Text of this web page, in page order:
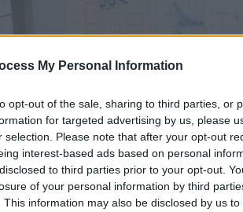
My Personal Information
opt-out of the sale, sharing to third parties, or
for targeted advertising by us, please
selection. Please note that after your opt-out
interest-based ads based on personal
to third parties prior to your opt-out.
of your personal information by third
This information may also be disclosed by us